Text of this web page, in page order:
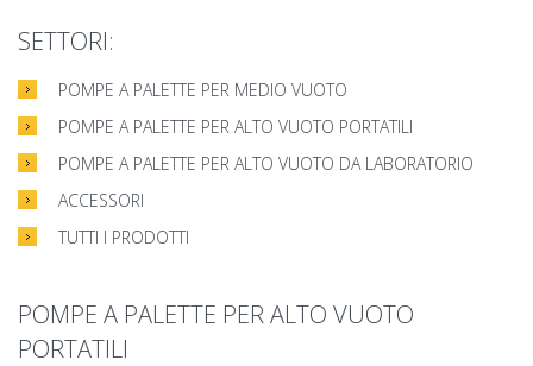
SETTORI:
POMPE A PALETTE PER MEDIO VUOTO
POMPE A PALETTE PER ALTO VUOTO PORTATILI
POMPE A PALETTE PER ALTO VUOTO DA LABORATORIO
ACCESSORI
TUTTI I PRODOTTI
POMPE A PALETTE PER ALTO VUOTO
PORTATILI